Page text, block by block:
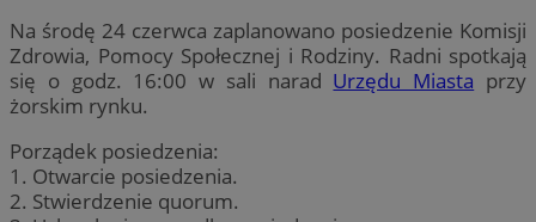
Na środę 24 czerwca zaplanowano posiedzenie Komisji
Zdrowia, Pomocy Społecznej i Rodziny. Radni spotkają
się o godz. 16:00 w sali narad Urzędu Miasta przy
żorskim rynku.
Porządek posiedzenia:
1. Otwarcie posiedzenia.
2. Stwierdzenie quorum.